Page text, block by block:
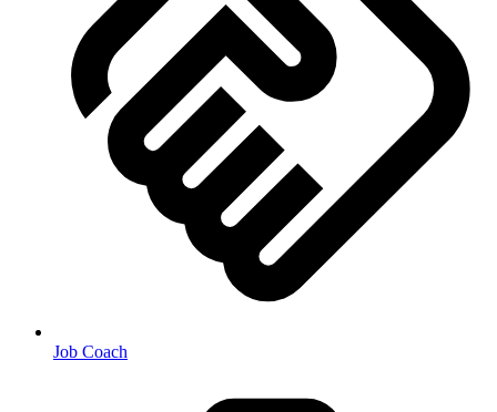
Job Coach